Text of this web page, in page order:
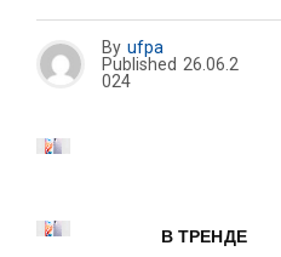
By ufpa
Published 26.06.2
024
В ТРЕНДЕ